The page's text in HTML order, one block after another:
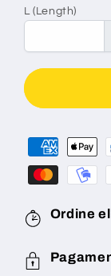
metallica
acciaio
inox
1,4
(Mesh
12)
diametro
0,7
V2A
1.4301
L (Length)
Ordine